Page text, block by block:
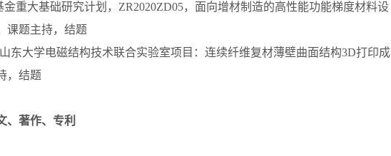
重大基础研究计划，ZR2020ZD05，面向增材制造的高性能功能梯度材料设
课题主持，结题
东大学电磁结构技术联合实验室项目：连续纤维复材薄壁曲面结构3D打印成
，结题
、著作、专利